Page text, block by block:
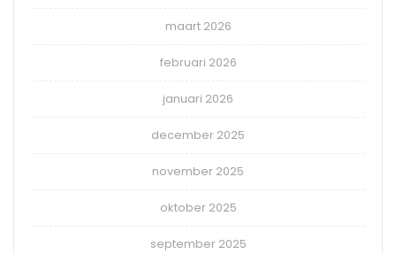
maart 2026
februari 2026
januari 2026
december 2025
november 2025
oktober 2025
september 2025